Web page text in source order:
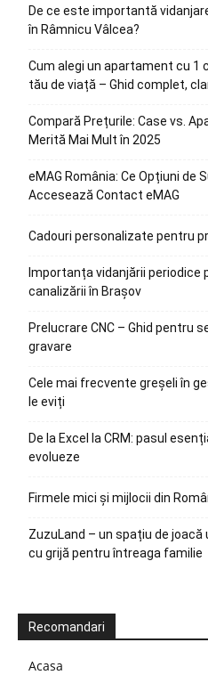
De ce este importantă
în Râmnicu Vâlcea?
Cum alegi un apartament cu 1
tău de viață – Ghid complet,
Compară Prețurile: Case vs.
Merită Mai Mult în 2025
eMAG România: Ce Opțiuni de
Accesează Contact eMAG
Cadouri personalizate pentru
Importanța vidanjării periodice
canalizării în Brașov
Prelucrare CNC – Ghid pentru
gravare
Cele mai frecvente greșeli în
le eviți
De la Excel la CRM: pasul
evolueze
Firmele mici și mijlocii din
ZuzuLand – un spațiu de
cu grijă pentru întreaga familie
Recomandari
Acasa